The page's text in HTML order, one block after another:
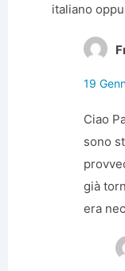
italiano
19
Ciao
sono
già
era